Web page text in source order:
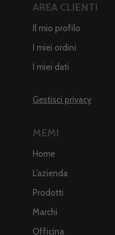
AREA CLIENTI
Il mio profilo
I miei ordini
I miei dati
Gestisci privacy
MEMI
Home
L’azienda
Prodotti
Marchi
Officina